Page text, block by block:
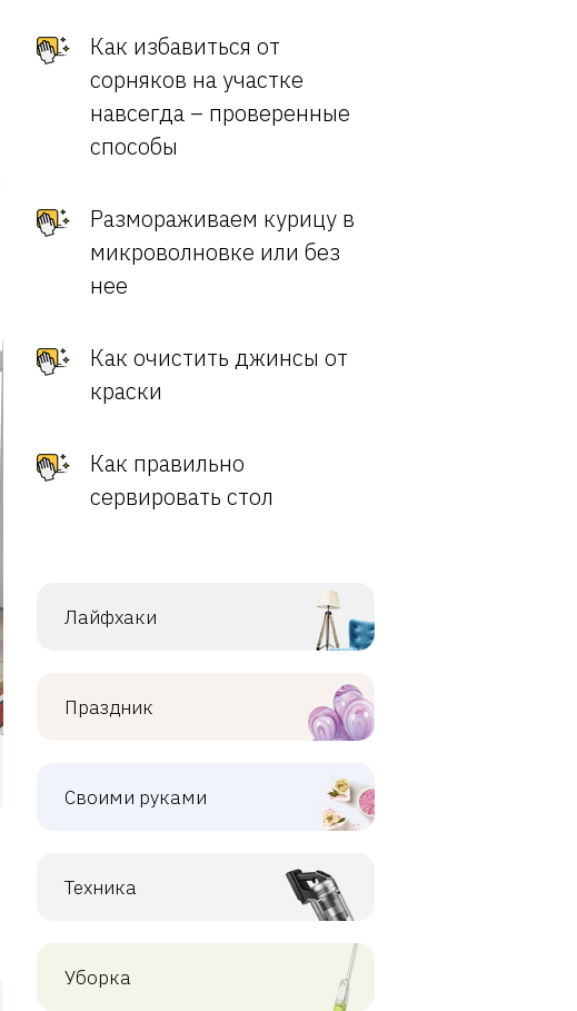
Как избавиться от
сорняков на участке
навсегда – проверенные
способы
Размораживаем курицу в
микроволновке или без
нее
Как очистить джинсы от
краски
Как правильно
сервировать стол
Лайфхаки
Праздник
Своими руками
Техника
Уборка